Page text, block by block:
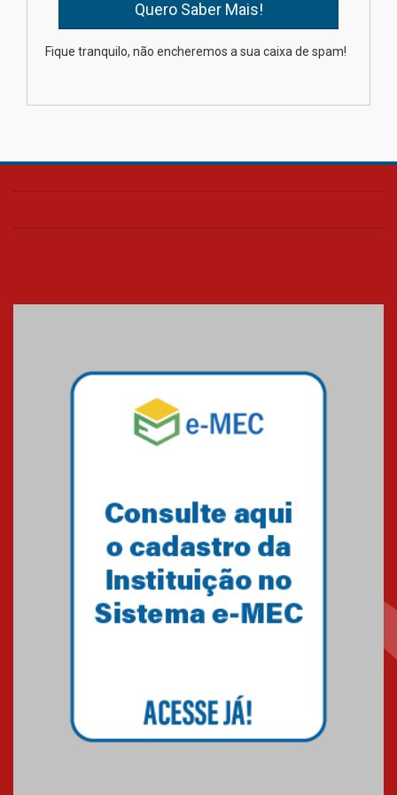
na educação dos filhos além da
Fique tranquilo, não encheremos a sua caixa de spam!